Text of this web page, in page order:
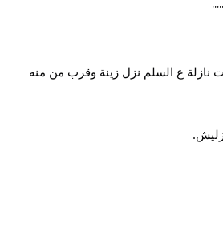
نازلة ع السلم نزل زينة وقرب من منه